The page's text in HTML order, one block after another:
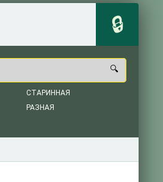
СТАРИННАЯ
РАЗНАЯ